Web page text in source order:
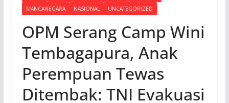
MANCANEGARA
NASIONAL UNCATEGORIZED
OPM Serang Camp Wini
Tembagapura, Anak
Perempuan Tewas
Ditembak: TNI Evakuasi